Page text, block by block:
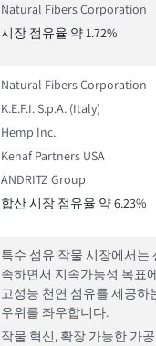
Natural Fibers Corporation
시장 점유율 약 1.72%
Natural Fibers Corporation
K.E.F.I. S.p.A. (Italy)
Hemp Inc.
Kenaf Partners USA
ANDRITZ Group
합산 시장 점유율 약 6.23%
특수 섬유 작물 시장에서는
족하면서 지속가능성 목표
고성능 천연 섬유를 제공하
우위를 좌우합니다.
작물 혁신, 확장 가능한 가